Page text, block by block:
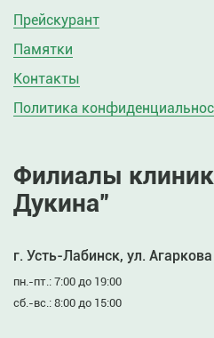
Прейскурант
Памятки
Контакты
Политика
Филиалы
Дукина”
г. Усть-Лабинск, ул.
пн.-пт.: 7:00 до 19:00
сб.-вс.: 8:00 до 15:00